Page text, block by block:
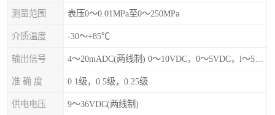
测量范围 表压0～0.01MPa至0～250MPa
介质温度 -30～+85℃
输出信号
准 确 度 0.1级，0.5级，0.25级
供电电压 9～36VDC(两线制)